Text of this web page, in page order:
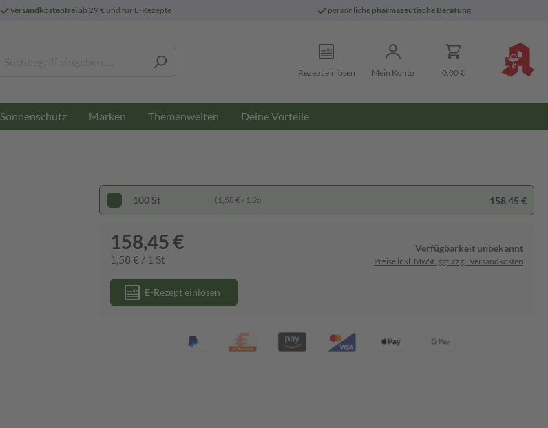
versandkostenfreiab 29 € und für E-Rezepte persönliche pharmazeutische Beratung
Rezept einlösen Mein Konto 0,00 €
Sonnenschutz Marken Themenwelten Deine Vorteile
100 St (1,58 € / 1 St) 158,45 €
158,45 €
1,58 € / 1 St
Verfügbarkeit unbekannt
Preise inkl. MwSt. ggf. zzgl. Versandkosten
E-Rezept einlösen